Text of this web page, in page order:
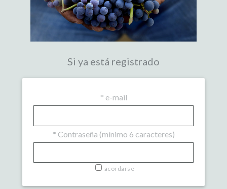
Si ya está registrado
* e-mail
* Contraseña (mínimo 6 caracteres)
acordarse